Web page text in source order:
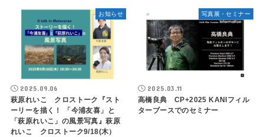
お知らせ
2025.09.06
萩原れいこ クロストーク『スト
ーリーを描く！ 「今浦友喜」と
「萩原れいこ」の風景写真』萩原
れいこ クロストーク9/18(木）
写真展・セミナー
2025.03.11
高橋良典 CP+2025 KANIフィル
ターブースでのセミナー